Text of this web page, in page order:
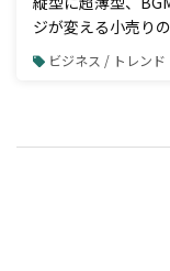
ジが変える小売り
ビジネス / トレンド